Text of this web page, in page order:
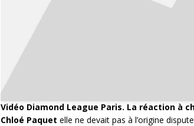
Vidéo Diamond League Paris. La réaction à
Chloé Paquet elle ne devait pas à l’origine